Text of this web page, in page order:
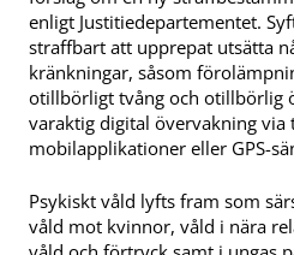
enligt Justitiedepartementet.
straffbart att upprepat utsätta
kränkningar, såsom
otillbörligt tvång och otillbörlig
varaktig digital övervakning via
mobilapplikationer eller GPS-
Psykiskt våld lyfts fram som
våld mot kvinnor, våld i nära